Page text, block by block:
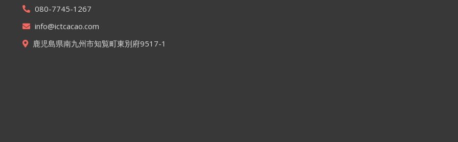
080-7745-1267
info@ictcacao.com
鹿児島県南九州市知覧町東別府9517-1